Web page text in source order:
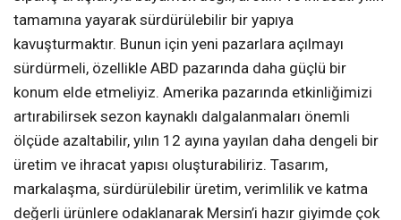
tamamına yayarak sürdürülebilir bir yapıya
kavuşturmaktır. Bunun için yeni pazarlara açılmayı
sürdürmeli, özellikle ABD pazarında daha güçlü bir
konum elde etmeliyiz. Amerika pazarında etkinliğimizi
artırabilirsek sezon kaynaklı dalgalanmaları önemli
ölçüde azaltabilir, yılın 12 ayına yayılan daha dengeli bir
üretim ve ihracat yapısı oluşturabiliriz. Tasarım,
markalaşma, sürdürülebilir üretim, verimlilik ve katma
değerli ürünlere odaklanarak Mersin’i hazır giyimde çok